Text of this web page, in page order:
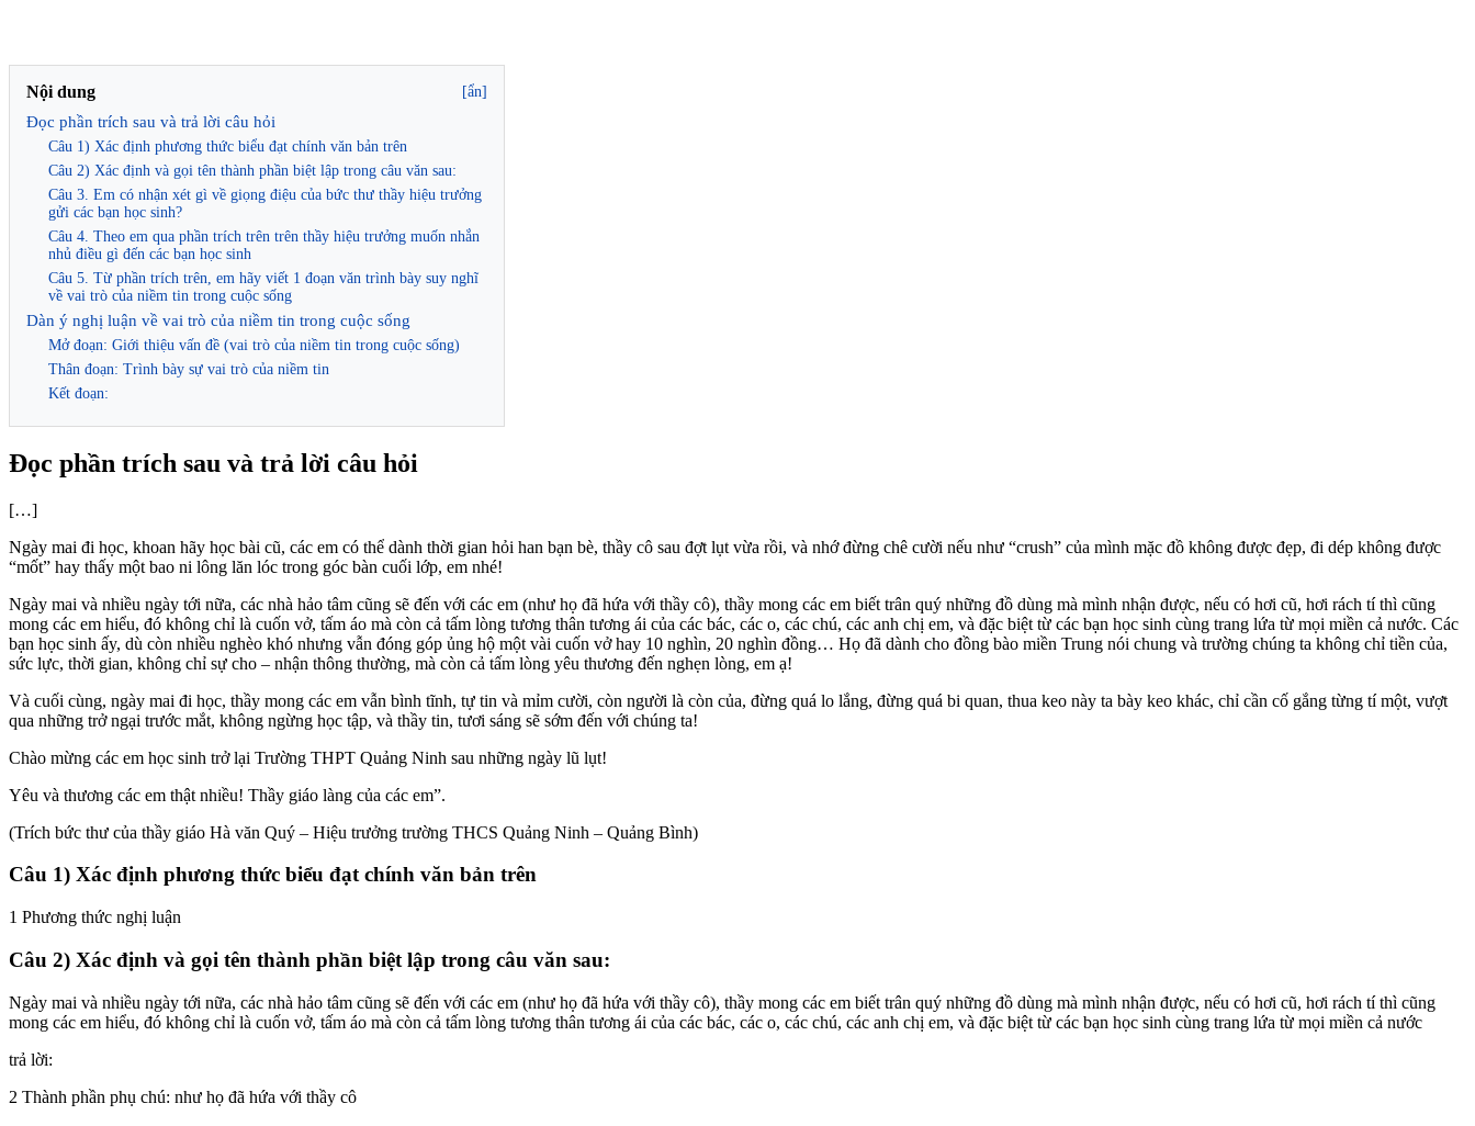
Nội dung [ẩn]
Đọc phần trích sau và trả lời câu hỏi
Câu 1) Xác định phương thức biểu đạt chính văn bản trên
Câu 2) Xác định và gọi tên thành phần biệt lập trong câu văn sau:
Câu 3. Em có nhận xét gì về giọng điệu của bức thư thầy hiệu trưởng
gửi các bạn học sinh?
Câu 4. Theo em qua phần trích trên trên thầy hiệu trưởng muốn nhắn
nhủ điều gì đến các bạn học sinh
Câu 5. Từ phần trích trên, em hãy viết 1 đoạn văn trình bày suy nghĩ
về vai trò của niềm tin trong cuộc sống
Dàn ý nghị luận về vai trò của niềm tin trong cuộc sống
Mở đoạn: Giới thiệu vấn đề (vai trò của niềm tin trong cuộc sống)
Thân đoạn: Trình bày sự vai trò của niềm tin
Kết đoạn:
Đọc phần trích sau và trả lời câu hỏi
[…]
Ngày mai đi học, khoan hãy học bài cũ, các em có thể dành thời gian hỏi han bạn bè, thầy cô sau đợt lụt vừa rồi, và nhớ đừng chê cười nếu như “crush” của mình mặc đồ không được đẹp, đi dép không được
“mốt” hay thấy một bao ni lông lăn lóc trong góc bàn cuối lớp, em nhé!
Ngày mai và nhiều ngày tới nữa, các nhà hảo tâm cũng sẽ đến với các em (như họ đã hứa với thầy cô), thầy mong các em biết trân quý những đồ dùng mà mình nhận được, nếu có hơi cũ, hơi rách tí thì cũng
mong các em hiểu, đó không chỉ là cuốn vở, tấm áo mà còn cả tấm lòng tương thân tương ái của các bác, các o, các chú, các anh chị em, và đặc biệt từ các bạn học sinh cùng trang lứa từ mọi miền cả nước. Các
bạn học sinh ấy, dù còn nhiều nghèo khó nhưng vẫn đóng góp ủng hộ một vài cuốn vở hay 10 nghìn, 20 nghìn đồng… Họ đã dành cho đồng bào miền Trung nói chung và trường chúng ta không chỉ tiền của,
sức lực, thời gian, không chỉ sự cho – nhận thông thường, mà còn cả tấm lòng yêu thương đến nghẹn lòng, em ạ!
Và cuối cùng, ngày mai đi học, thầy mong các em vẫn bình tĩnh, tự tin và mỉm cười, còn người là còn của, đừng quá lo lắng, đừng quá bi quan, thua keo này ta bày keo khác, chỉ cần cố gắng từng tí một, vượt
qua những trở ngại trước mắt, không ngừng học tập, và thầy tin, tươi sáng sẽ sớm đến với chúng ta!
Chào mừng các em học sinh trở lại Trường THPT Quảng Ninh sau những ngày lũ lụt!
Yêu và thương các em thật nhiều! Thầy giáo làng của các em”.
(Trích bức thư của thầy giáo Hà văn Quý – Hiệu trưởng trường THCS Quảng Ninh – Quảng Bình)
Câu 1) Xác định phương thức biểu đạt chính văn bản trên
1 Phương thức nghị luận
Câu 2) Xác định và gọi tên thành phần biệt lập trong câu văn sau:
Ngày mai và nhiều ngày tới nữa, các nhà hảo tâm cũng sẽ đến với các em (như họ đã hứa với thầy cô), thầy mong các em biết trân quý những đồ dùng mà mình nhận được, nếu có hơi cũ, hơi rách tí thì cũng
mong các em hiểu, đó không chỉ là cuốn vở, tấm áo mà còn cả tấm lòng tương thân tương ái của các bác, các o, các chú, các anh chị em, và đặc biệt từ các bạn học sinh cùng trang lứa từ mọi miền cả nước
trả lời:
2 Thành phần phụ chú: như họ đã hứa với thầy cô